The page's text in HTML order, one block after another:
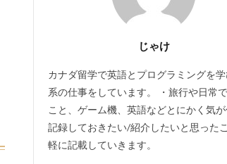
じゃけ
カナダ留学で英語とプログラミングを
系の仕事をしています。 ・旅行や日常
こと、ゲーム機、英語などとにかく気
記録しておきたい/紹介したいと思った
軽に記載していきます。